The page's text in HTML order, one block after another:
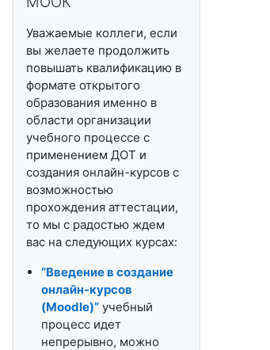
Уважаемые коллеги, если
вы желаете продолжить
повышать квалификацию в
формате открытого
образования именно в
области организации
учебного процессе с
применением ДОТ и
создания онлайн-курсов с
возможностью
прохождения аттестации,
то мы с радостью ждем
вас на следующих курсах:
“Введение в создание
онлайн-курсов
(Moodle)” учебный
процесс идет
непрерывно, можно